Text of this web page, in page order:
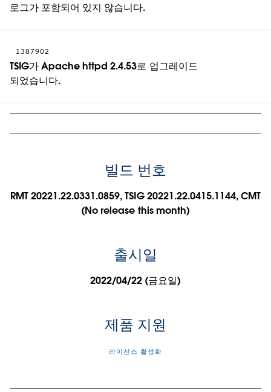
로그가 포함되어 있지 않습니다.
1387902
TSIG가 Apache httpd 2.4.53로 업그레이드
되었습니다.
빌드 번호
RMT 20221.22.0331.0859, TSIG 20221.22.0415.1144, CMT
(No release this month)
출시일
2022/04/22 (금요일)
제품 지원
라이선스 활성화